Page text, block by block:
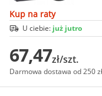
Kup na raty
U ciebie: już jutro
67,47zł/szt.
Darmowa dostawa od 250 zł